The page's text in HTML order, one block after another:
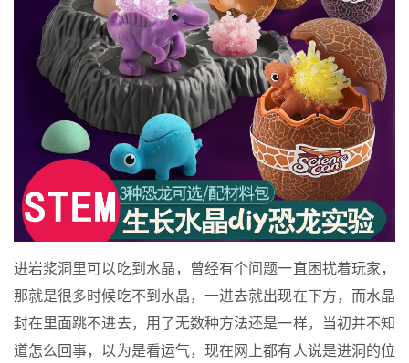
进岩浆洞里可以吃到水晶，曾经有个问题一直困扰着玩家，
那就是很多时候吃不到水晶，一进去就出现在下方，而水晶
封在里面跳不进去，用了无数种方法还是一样，当初并不知
道怎么回事，以为是看运气，现在网上都有人说是进洞的位